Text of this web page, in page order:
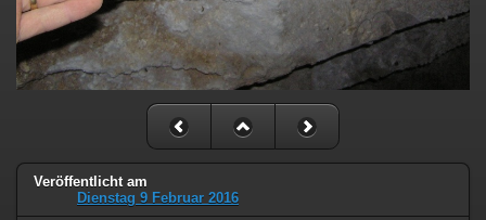
Veröffentlicht am
Dienstag 9 Februar 2016